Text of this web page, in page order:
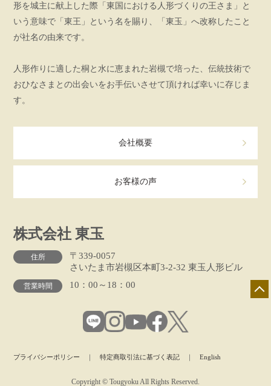
形を城主に献上した際「東国における人形づくりの王さま」と
いう意味で「東王」という名を賜り、「東玉」へ改称したこと
が社名の由来です。
人形作りに適した桐と水に恵まれた岩槻で培った、伝統技術で
おひなさまとの出会いをお手伝いさせて頂ければ幸いに存じま
す。
会社概要
お客様の声
株式会社 東玉
住所
〒339-0057
さいたま市岩槻区本町3-2-32 東玉人形ビル
営業時間 10：00～18：00
プライバシーポリシー ｜特定商取引法に基づく表記 ｜English
Copyright © Tougyoku All Rights Reserved.